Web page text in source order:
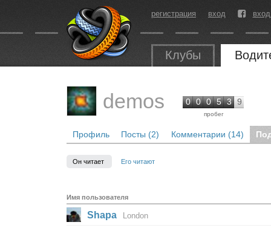
регистрация вход
Клубы
demos 0 0 0 5 3 9
пробег
Профиль Посты (2) Комментарии (14)
Он читает Его читают
Имя пользователя
Shapa London